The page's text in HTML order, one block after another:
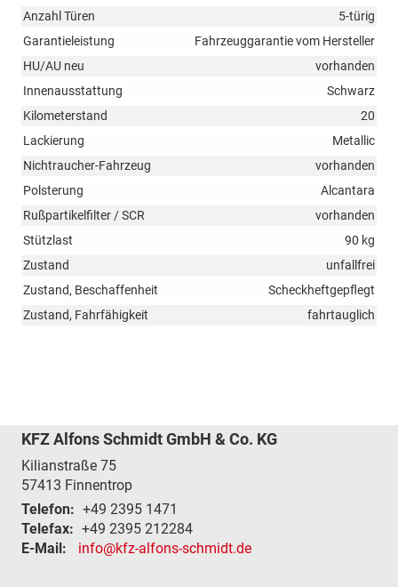
Anzahl Türen
5-türig
Garantieleistung
Fahrzeuggarantie vom Hersteller
HU/AU neu
vorhanden
Innenausstattung
Schwarz
Kilometerstand
20
Lackierung
Metallic
Nichtraucher-Fahrzeug
vorhanden
Polsterung
Alcantara
Rußpartikelfilter / SCR
vorhanden
Stützlast
90 kg
Zustand
unfallfrei
Zustand, Beschaffenheit
Scheckheftgepflegt
Zustand, Fahrfähigkeit
fahrtauglich
KFZ Alfons Schmidt GmbH & Co. KG
Kilianstraße 75
57413 Finnentrop
Telefon: +49 2395 1471
Telefax: +49 2395 212284
E-Mail:
info@kfz-alfons-schmidt.de